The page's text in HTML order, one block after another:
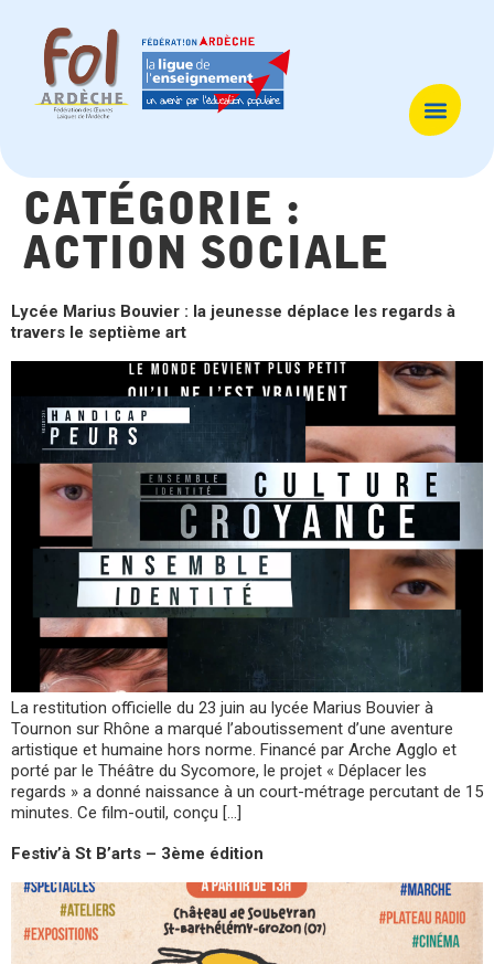
catégorie :
action sociale
Lycée Marius Bouvier : la jeunesse déplace les regards à
travers le septième art
La restitution officielle du 23 juin au lycée Marius Bouvier à
Tournon sur Rhône a marqué l’aboutissement d’une aventure
artistique et humaine hors norme. Financé par Arche Agglo et
porté par le Théâtre du Sycomore, le projet « Déplacer les
regards » a donné naissance à un court-métrage percutant de 15
minutes. Ce film-outil, conçu […]
Festiv’à St B’arts – 3ème édition